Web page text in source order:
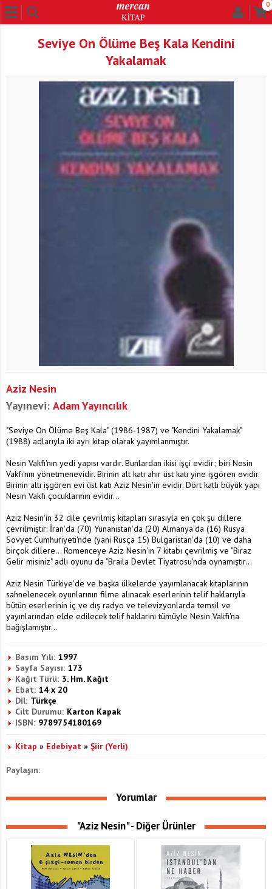
0
Seviye On Ölüme Beş Kala Kendini
Yakalamak
Aziz Nesin
Yayınevi: Adam Yayıncılık
"Seviye On Ölüme Beş Kala" (1986-1987) ve "Kendini Yakalamak"
(1988) adlarıyla iki ayrı kitap olarak yayımlanmıştır.
Nesin Vakfı'nın yedi yapısı vardır. Bunlardan ikisi işçi evidir; biri Nesin
Vakfı'nın yönetmenevidir. Birinin alt katı ahır üst katı yine işgören evidir.
Birinin altı işgören evi üst katı Aziz Nesin'in evidir. Dört katlı büyük yapı
Nesin Vakfı çocuklarının evidir...
Aziz Nesin'in 32 dile çevrilmiş kitapları sırasıyla en çok şu dillere
çevrilmiştir: İran'da (70) Yunanistan'da (20) Almanya'da (16) Rusya
Sovyet Cumhuriyeti'nde (yani Rusça 15) Bulgaristan'da (10) ve daha
birçok dillere... Romenceye Aziz Nesin'in 7 kitabı çevrilmiş ve "Biraz
Gelir misiniz" adlı oyunu da "Braila Devlet Tiyatrosu'nda oynamıştır...
Aziz Nesin Türkiye'de ve başka ülkelerde yayımlanacak kitaplarının
sahnelenecek oyunlarının filme alınacak eserlerinin telif haklarıyla
bütün eserlerinin iç ve dış radyo ve televizyonlarda temsil ve
yayınlarından elde edilecek telif haklarını tümüyle Nesin Vakfı'na
bağışlamıştır...
Basım Yılı: 1997
Sayfa Sayısı: 173
Kağıt Türü: 3. Hm. Kağıt
Ebat: 14 x 20
Dil: Türkçe
Cilt Durumu: Karton Kapak
ISBN: 9789754180169
Kitap » Edebiyat » Şiir (Yerli)
Paylaşın:
Yorumlar
"Aziz Nesin" - Diğer Ürünler